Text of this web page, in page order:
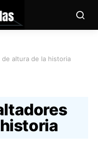
altura de la historia